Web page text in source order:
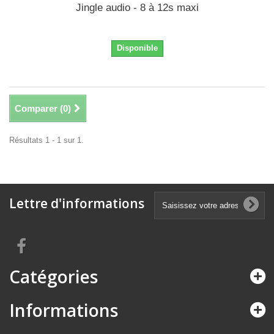
Jingle audio - 8 à 12s maxi
Disponible
Comparer (0)
Résultats 1 - 1 sur 1.
Lettre d'informations
Catégories
Informations